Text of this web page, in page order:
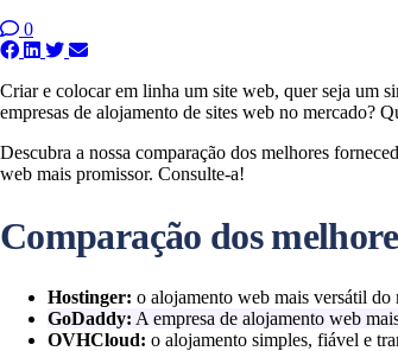
0
Criar e colocar em linha um site web, quer seja um
empresas de alojamento de sites web no mercado?
Descubra a nossa comparação dos melhores
web mais promissor. Consulte-a!
Comparação dos
Hostinger: o alojamento web mais versátil do
GoDaddy: A empresa de alojamento web
OVHCloud: o alojamento simples, fiável e